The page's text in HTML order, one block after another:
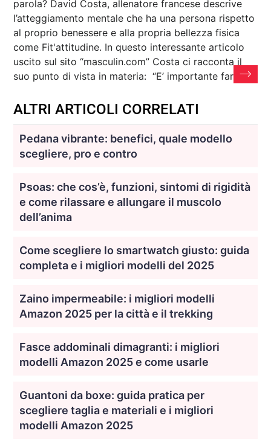
parola? David Costa, allenatore francese descrive
l’atteggiamento mentale che ha una persona rispetto
al proprio benessere e alla propria bellezza fisica
come Fit'attitudine. In questo interessante articolo
uscito sul sito “masculin.com” Costa ci racconta il
suo punto di vista in materia: “E’ importante fare
ALTRI ARTICOLI CORRELATI
Pedana vibrante: benefici, quale modello
scegliere, pro e contro
Psoas: che cos’è, funzioni, sintomi di rigidità
e come rilassare e allungare il muscolo
dell’anima
Come scegliere lo smartwatch giusto: guida
completa e i migliori modelli del 2025
Zaino impermeabile: i migliori modelli
Amazon 2025 per la città e il trekking
Fasce addominali dimagranti: i migliori
modelli Amazon 2025 e come usarle
Guantoni da boxe: guida pratica per
scegliere taglia e materiali e i migliori
modelli Amazon 2025